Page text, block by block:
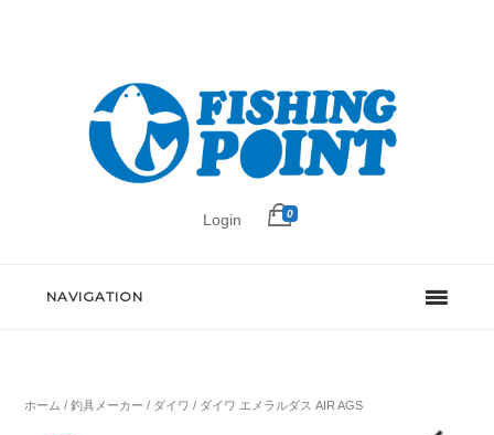
Login 0
NAVIGATION
ホーム /釣具メーカー / ダイワ / ダイワ エメラルダス AIR AGS